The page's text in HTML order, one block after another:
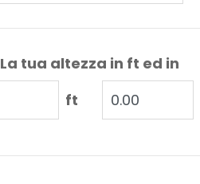
La tua altezza in ft ed in
ft